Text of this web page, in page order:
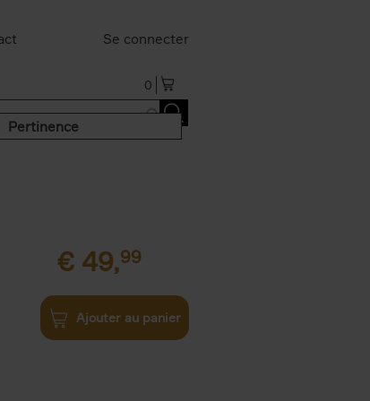
Se connecter
0
Pertinence
€ 49,99
Ajouter au panier